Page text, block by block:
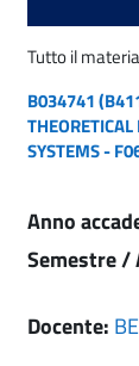
Tutto il
B034741
SYSTEMS -
Anno
Semestre /
Docente: